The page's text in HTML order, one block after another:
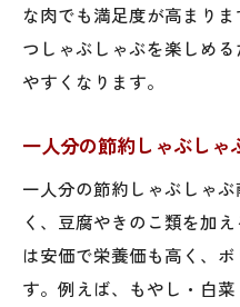
な肉でも満足度が高まり
つしゃぶしゃぶを楽しめ
やすくなります。
一人分の節約しゃぶしゃ
一人分の節約しゃぶしゃ
く、豆腐やきのこ類を加
は安価で栄養価も高く、
す。例えば、もやし・白